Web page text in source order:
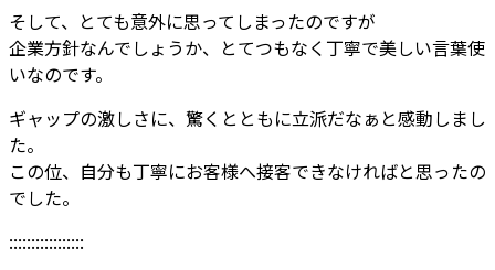
そして、とても意外に思ってしまったのですが
企業方針なんでしょうか、とてつもなく丁寧で美しい言葉使
いなのです。
ギャップの激しさに、驚くとともに立派だなぁと感動しまし
た。
この位、自分も丁寧にお客様へ接客できなければと思ったの
でした。
:::::::::::::::::